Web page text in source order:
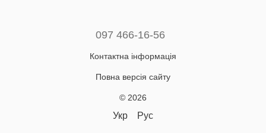
097 466-16-56
Контактна інформація
Повна версія сайту
© 2026
Укр Рус